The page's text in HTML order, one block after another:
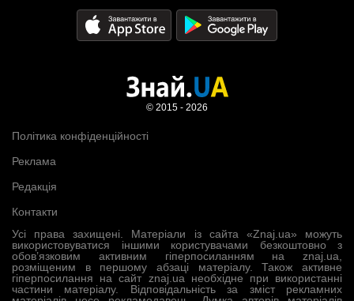
Усі права захищені. Матеріали із сайта «Znaj.ua» можуть
використовуватися іншими користувачами безкоштовно з
обов’язковим активним гіперпосиланням на znaj.ua,
розміщеним в першому абзаці матеріалу. Також активне
гіперпосилання на сайт znaj.ua необхідне при використанні
частини матеріалу. Відповідальність за зміст рекламних
Політика конфіденційності
Реклама
Редакція
Контакти
© 2015 - 2026